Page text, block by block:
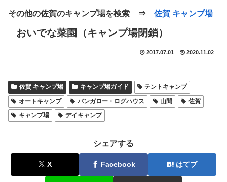
その他の佐賀のキャンプ場を検索 ⇒ 佐賀 キャンプ場
おいでな菜園（キャンプ場閉鎖）
2017.07.01 2020.11.02
佐賀 キャンプ場 キャンプ場ガイド
テントキャンプ
オートキャンプ
バンガロー・ログハウス 山間
佐賀
キャンプ場
デイキャンプ
シェアする
X Facebook はてブ